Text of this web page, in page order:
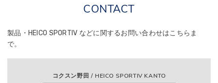
CONTACT
製品・HEICO SPORTIV などに関するお問い合わせはこちらま
で。
コクスン野田 / HEICO SPORTIV KANTO